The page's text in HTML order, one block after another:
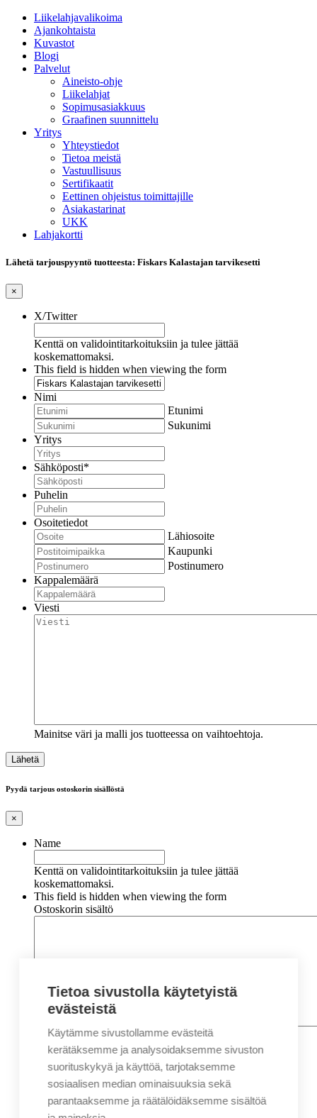
Liikelahjavalikoima
Ajankohtaista
Kuvastot
Blogi
Palvelut
Aineisto-ohje
Liikelahjat
Sopimusasiakkuus
Graafinen suunnittelu
Yritys
Yhteystiedot
Tietoa meistä
Vastuullisuus
Sertifikaatit
Eettinen ohjeistus toimittajille
Asiakastarinat
UKK
Lahjakortti
Lähetä tarjouspyyntö tuotteesta: Fiskars Kalastajan tarvikesetti
×
X/Twitter
Kenttä on validointitarkoituksiin ja tulee jättää
koskemattomaksi.
This field is hidden when viewing the form
Nimi
Etunimi
Sukunimi
Yritys
Sähköposti*
Puhelin
Osoitetiedot
Lähiosoite
Kaupunki
Postinumero
Kappalemäärä
Viesti
Mainitse väri ja malli jos tuotteessa on vaihtoehtoja.
Pyydä tarjous ostoskorin sisällöstä
×
Name
Kenttä on validointitarkoituksiin ja tulee jättää
koskemattomaksi.
This field is hidden when viewing the form
Ostoskorin sisältö
Nimi*
Etunimi
Sukunimi
Sähköposti*
Tietoa sivustolla käytetyistä
evästeistä
Käytämme sivustollamme evästeitä
kerätäksemme ja analysoidaksemme sivuston
suorituskykyä ja käyttöä, tarjotaksemme
sosiaalisen median ominaisuuksia sekä
parantaaksemme ja räätälöidäksemme sisältöä